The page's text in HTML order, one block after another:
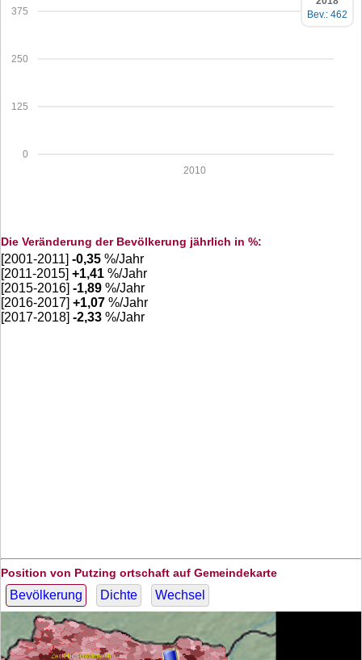
0
125
250
375
2010
Bev.: 462
Die Veränderung der Bevölkerung jährlich in %:
[2001-2011] -0,35 %/Jahr
[2011-2015] +1,41 %/Jahr
[2015-2016] -1,89 %/Jahr
[2016-2017] +1,07 %/Jahr
[2017-2018] -2,33 %/Jahr
Position von Putzing ortschaft auf Gemeindekarte
Bevölkerung Dichte Wechsel